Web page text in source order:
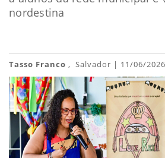
nordestina
Tasso Franco , Salvador | 11/06/2026